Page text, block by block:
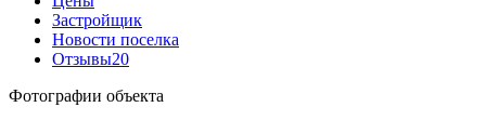
Застройщик
Новости поселка
Отзывы20
Фотографии объекта